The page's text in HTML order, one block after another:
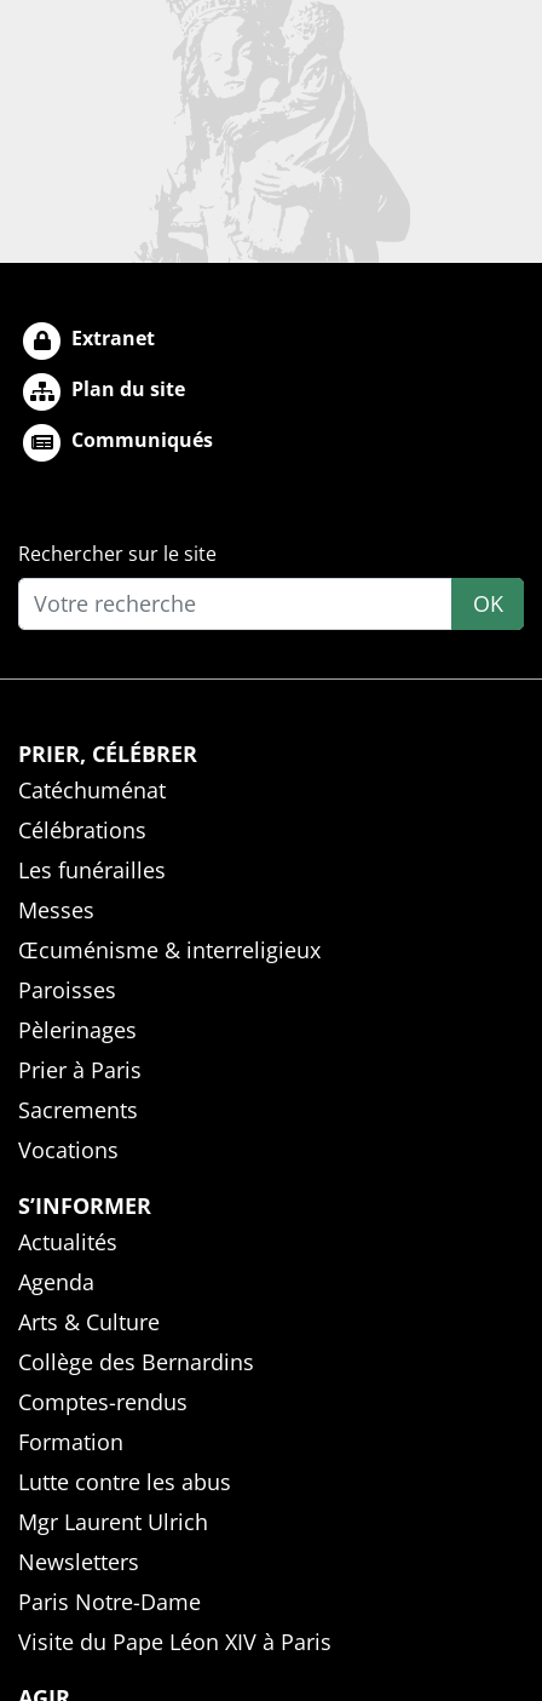
Extranet
Plan du site
Communiqués
Rechercher sur le site
OK
PRIER, CÉLÉBRER
Catéchuménat
Célébrations
Les funérailles
Messes
Œcuménisme & interreligieux
Paroisses
Pèlerinages
Prier à Paris
Sacrements
Vocations
S’INFORMER
Actualités
Agenda
Arts & Culture
Collège des Bernardins
Comptes-rendus
Formation
Lutte contre les abus
Mgr Laurent Ulrich
Newsletters
Paris Notre-Dame
Visite du Pape Léon XIV à Paris